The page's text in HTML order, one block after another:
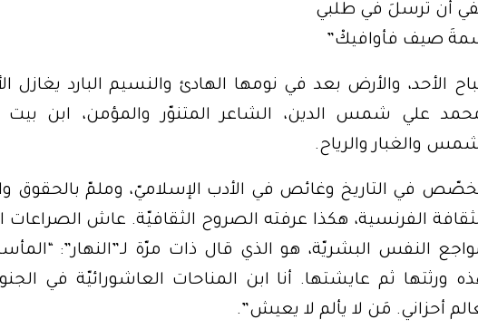
أن ترسلَ في طلبي
صيف فأوافيكْ”
الأحد، والأرض بعد في نومها الهادئ والنسيم البارد يغازل
علي شمس الدين، الشاعر المتنوّر والمؤمن، ابن بيت
والغبار والرياح.
في التاريخ وغائص في الأدب الإسلاميّ، وملمّ بالحقوق
الفرنسية، هكذا عرفته الصروح الثقافيّة. عاش الصراعات
النفس البشريّة، هو الذي قال ذات مرّة لـ”النهار”:
ورثتها ثم عايشتها. أنا ابن المناحات العاشورائيّة في
أحزاني. مَن لا يألم لا يعيش”.